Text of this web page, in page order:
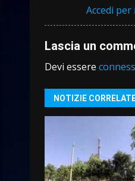
Accedi
Lascia un
Devi essere
NOTIZIE